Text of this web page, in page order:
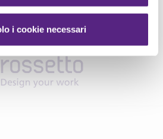
i cookie necessari